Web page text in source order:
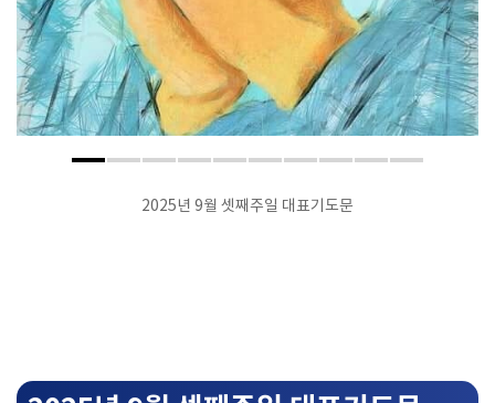
2025년 9월 셋째주일 대표기도문